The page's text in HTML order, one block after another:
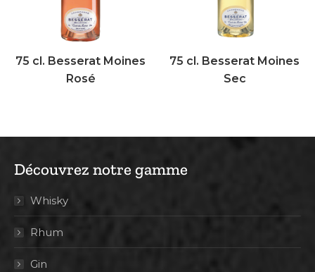
75 cl. Besserat Moines
Rosé
75 cl. Besserat Moines
Sec
Découvrez notre gamme
Whisky
Rhum
Gin